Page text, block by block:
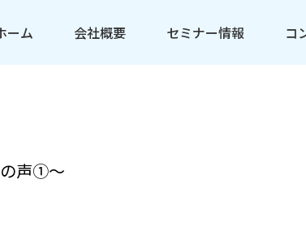
ーム 会社概要 セミナー情報 コ
声①～